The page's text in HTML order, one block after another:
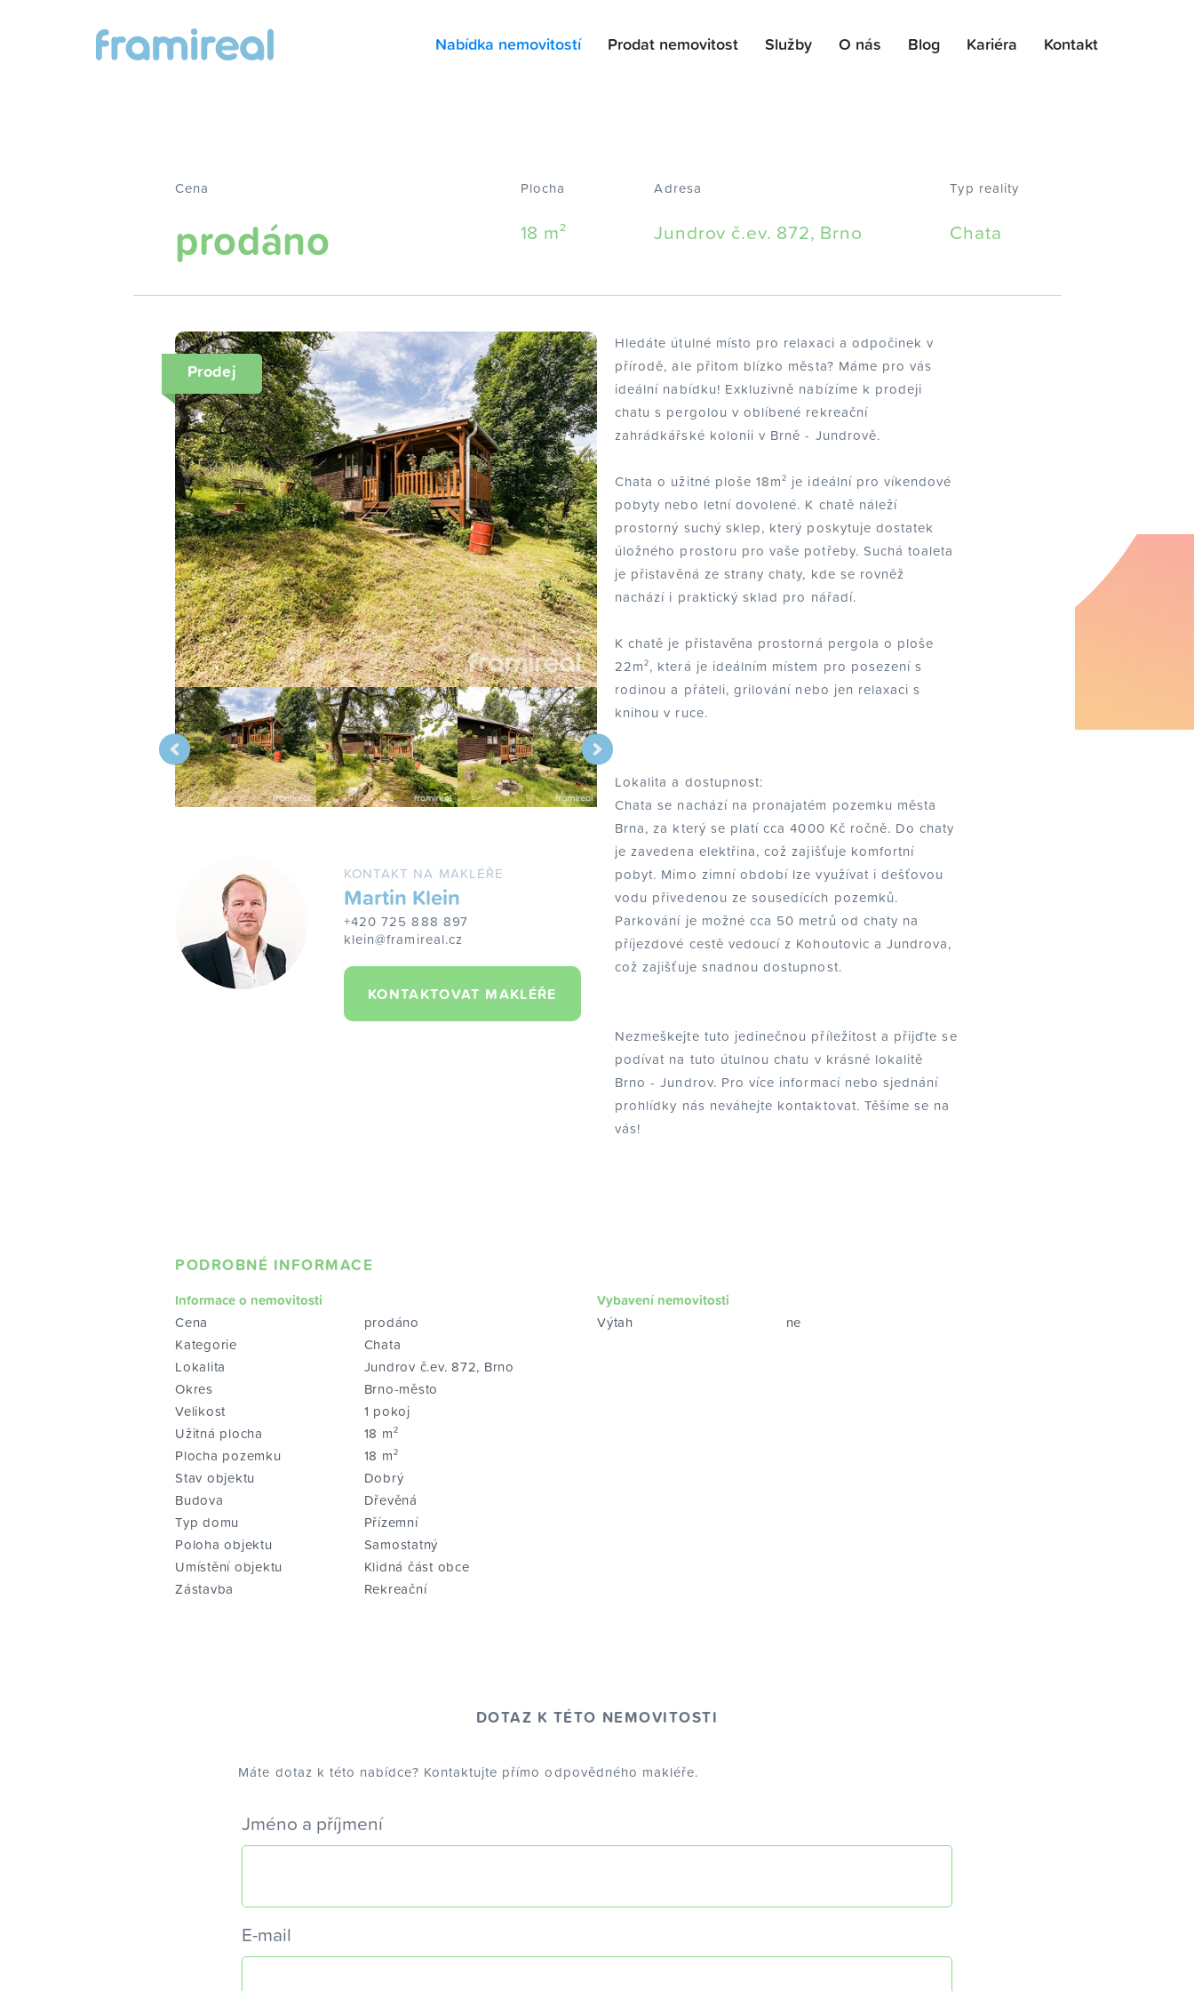
Nabídka nemovitostí Prodat nemovitost Služby O nás Blog Kariéra Kontakt
Cena
prodáno
Plocha
18 m²
Adresa
Jundrov č.ev. 872, Brno
Typ reality
Chata
Prodej
KONTAKT NA MAKLÉŘE
Martin Klein
+420 725 888 897
klein@framireal.cz
KONTAKTOVAT MAKLÉŘE
Hledáte útulné místo pro relaxaci a odpočinek v
přírodě, ale přitom blízko města? Máme pro vás
ideální nabídku! Exkluzivně nabízíme k prodeji
chatu s pergolou v oblíbené rekreační
zahrádkářské kolonii v Brně - Jundrově.
Chata o užitné ploše 18m² je ideální pro víkendové
pobyty nebo letní dovolené. K chatě náleží
prostorný suchý sklep, který poskytuje dostatek
úložného prostoru pro vaše potřeby. Suchá toaleta
je přistavěná ze strany chaty, kde se rovněž
nachází i praktický sklad pro nářadí.
K chatě je přistavěna prostorná pergola o ploše
22m², která je ideálním místem pro posezení s
rodinou a přáteli, grilování nebo jen relaxaci s
knihou v ruce.
Lokalita a dostupnost:
Chata se nachází na pronajatém pozemku města
Brna, za který se platí cca 4000 Kč ročně. Do chaty
je zavedena elektřina, což zajišťuje komfortní
pobyt. Mimo zimní období lze využívat i dešťovou
vodu přivedenou ze sousedících pozemků.
Parkování je možné cca 50 metrů od chaty na
příjezdové cestě vedoucí z Kohoutovic a Jundrova,
což zajišťuje snadnou dostupnost.
Nezmeškejte tuto jedinečnou příležitost a přijďte se
podívat na tuto útulnou chatu v krásné lokalitě
Brno - Jundrov. Pro více informací nebo sjednání
prohlídky nás neváhejte kontaktovat. Těšíme se na
vás!
PODROBNÉ INFORMACE
Informace o nemovitosti
Cena
prodáno
Kategorie
Chata
Lokalita
Jundrov č.ev. 872, Brno
Okres
Brno-město
Velikost
1 pokoj
Užitná plocha
18 m²
Plocha pozemku
18 m²
Stav objektu
Dobrý
Budova
Dřevěná
Typ domu
Přízemní
Poloha objektu
Samostatný
Umístění objektu
Klidná část obce
Zástavba
Rekreační
Vybavení nemovitosti
Výtah
ne
DOTAZ K TÉTO NEMOVITOSTI
Máte dotaz k této nabídce? Kontaktujte přímo odpovědného makléře.
Jméno a příjmení
E-mail